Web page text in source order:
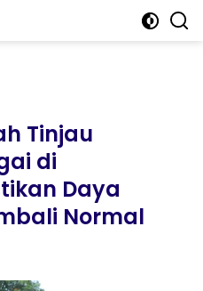
Tinjau
di
Daya
Normal